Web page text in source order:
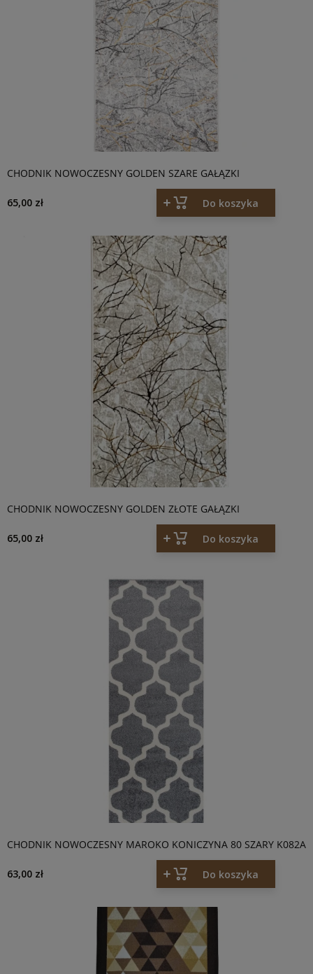
CHODNIK NOWOCZESNY GOLDEN SZARE GAŁĄZKI
65,00 zł Do koszyka
CHODNIK NOWOCZESNY GOLDEN ZŁOTE GAŁĄZKI
65,00 zł Do koszyka
CHODNIK NOWOCZESNY MAROKO KONICZYNA 80 SZARY K082A
63,00 zł Do koszyka